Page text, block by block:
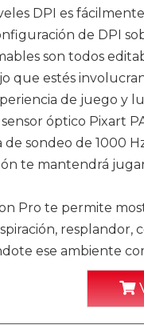
DPI es
de DPI
son todos
que estés
de juego y
óptico Pixart
sondeo de 1000
te mantendrá
Pro te permite
resplandor,
ese ambiente